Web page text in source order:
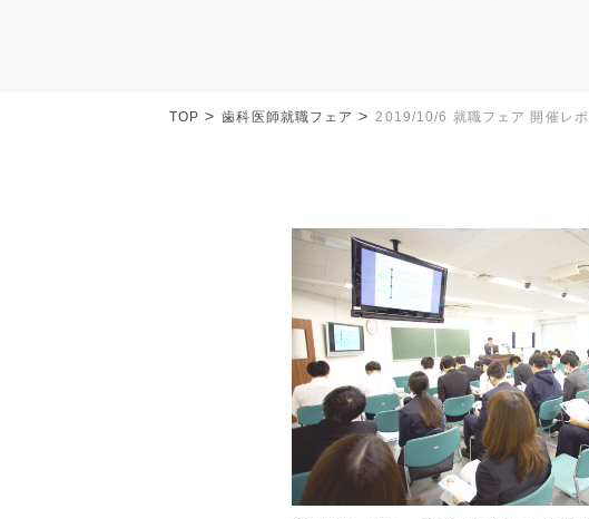
TOP 歯科医師就職フェア 2019/10/6 就職フェア 開催レポ